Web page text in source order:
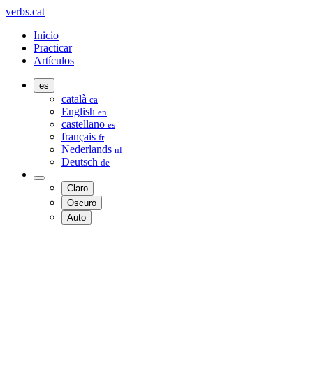
verbs.cat
Inicio
Practicar
Artículos
es
català ca
English en
castellano es
français fr
Nederlands nl
Deutsch de
Claro
Oscuro
Auto